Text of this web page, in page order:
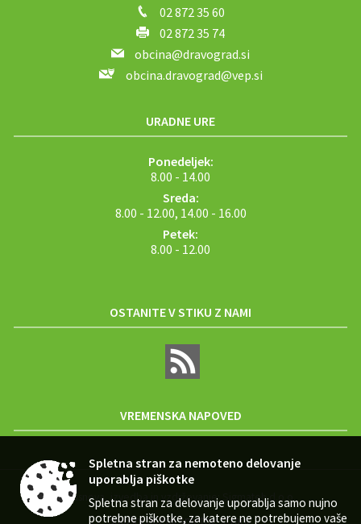
02 872 35 60
02 872 35 74
obcina@dravograd.si
obcina.dravograd@vep.si
URADNE URE
Ponedeljek:
8.00 - 14.00
Sreda:
8.00 - 12.00, 14.00 - 16.00
Petek:
8.00 - 12.00
OSTANITE V STIKU Z NAMI
VREMENSKA NAPOVED
Zasnova, izvedba in vzdrževanje: Sigmateh d.o.o.
Splošni pogoji spletne strani |
Spletna stran za nemoteno delovanje
uporablja piškotke
Spletna stran za delovanje uporablja samo nujno
potrebne piškotke, za katere ne potrebujemo vaše